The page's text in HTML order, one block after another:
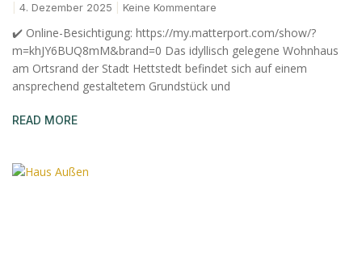
4. Dezember 2025 Keine Kommentare
✔️ Online-Besichtigung: https://my.matterport.com/show/?
m=khJY6BUQ8mM&brand=0 Das idyllisch gelegene Wohnhaus
am Ortsrand der Stadt Hettstedt befindet sich auf einem
ansprechend gestaltetem Grundstück und
READ MORE